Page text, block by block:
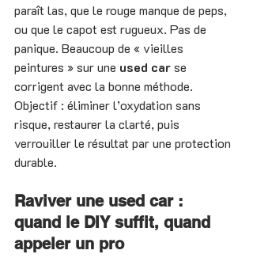
paraît las, que le rouge manque de peps,
ou que le capot est rugueux. Pas de
panique. Beaucoup de « vieilles
peintures » sur une used car se
corrigent avec la bonne méthode.
Objectif : éliminer l’oxydation sans
risque, restaurer la clarté, puis
verrouiller le résultat par une protection
durable.
Raviver une used car :
quand le DIY suffit, quand
appeler un pro